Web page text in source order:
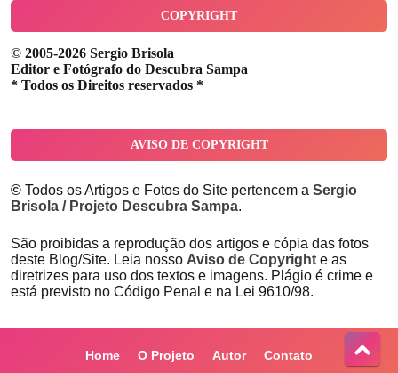
COPYRIGHT
© 2005-2026 Sergio Brisola
Editor e Fotógrafo do Descubra Sampa
* Todos os Direitos reservados *
AVISO DE COPYRIGHT
© Todos os Artigos e Fotos do Site pertencem a Sergio
Brisola / Projeto Descubra Sampa.
São proibidas a reprodução dos artigos e cópia das fotos
deste Blog/Site. Leia nosso Aviso de Copyright e as
diretrizes para uso dos textos e imagens. Plágio é crime e
está previsto no Código Penal e na Lei 9610/98.
Home O Projeto Autor Contato